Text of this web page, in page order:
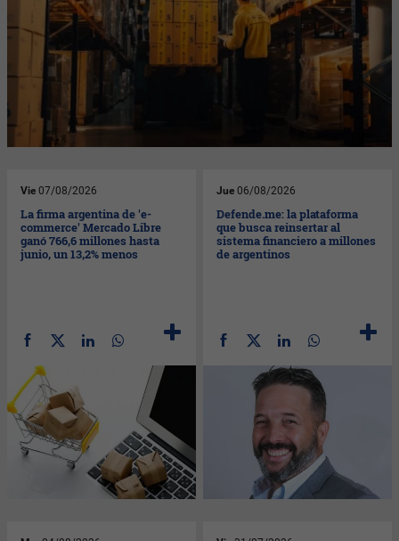
Vie 07/08/2026
La firma argentina de 'e-
commerce' Mercado Libre
ganó 766,6 millones hasta
junio, un 13,2% menos
Jue 06/08/2026
Defende.me: la plataforma
que busca reinsertar al
sistema financiero a millones
de argentinos